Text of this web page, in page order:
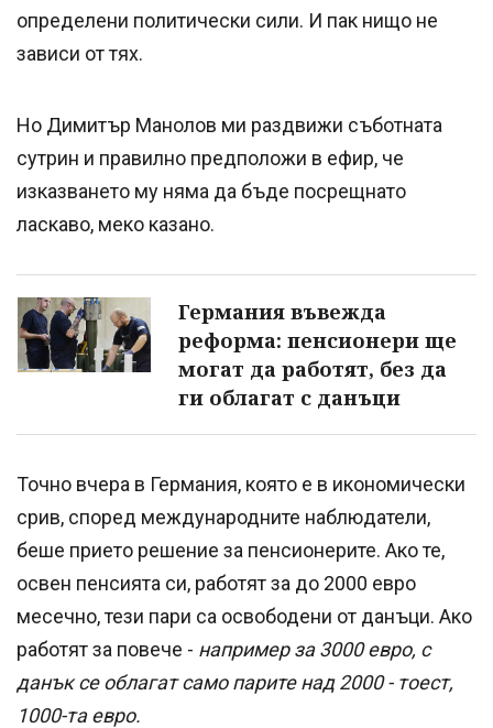
определени политически сили. И пак нищо не
зависи от тях.
Но Димитър Манолов ми раздвижи съботната
сутрин и правилно предположи в ефир, че
изказването му няма да бъде посрещнато
ласкаво, меко казано.
Германия въвежда
реформа: пенсионери ще
могат да работят, без да
ги облагат с данъци
Точно вчера в Германия, която е в икономически
срив, според международните наблюдатели,
беше прието решение за пенсионерите. Ако те,
освен пенсията си, работят за до 2000 евро
месечно, тези пари са освободени от данъци. Ако
работят за повече - например за 3000 евро, с
данък се облагат само парите над 2000 - тоест,
1000-та евро.